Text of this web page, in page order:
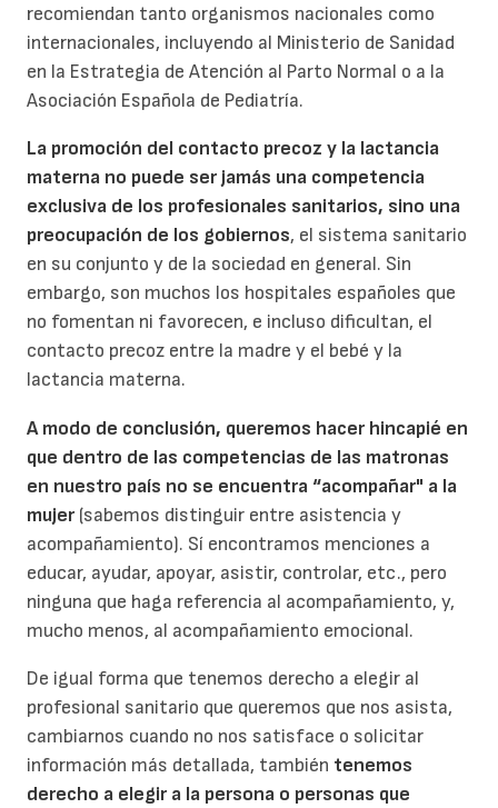
recomiendan tanto organismos nacionales como
internacionales, incluyendo al Ministerio de Sanidad
en la Estrategia de Atención al Parto Normal o a la
Asociación Española de Pediatría.
La promoción del contacto precoz y la lactancia
materna no puede ser jamás una competencia
exclusiva de los profesionales sanitarios, sino una
preocupación de los gobiernos, el sistema sanitario
en su conjunto y de la sociedad en general. Sin
embargo, son muchos los hospitales españoles que
no fomentan ni favorecen, e incluso dificultan, el
contacto precoz entre la madre y el bebé y la
lactancia materna.
A modo de conclusión, queremos hacer hincapié en
que dentro de las competencias de las matronas
en nuestro país no se encuentra “acompañar" a la
mujer (sabemos distinguir entre asistencia y
acompañamiento). Sí encontramos menciones a
educar, ayudar, apoyar, asistir, controlar, etc., pero
ninguna que haga referencia al acompañamiento, y,
mucho menos, al acompañamiento emocional.
De igual forma que tenemos derecho a elegir al
profesional sanitario que queremos que nos asista,
cambiarnos cuando no nos satisface o solicitar
información más detallada, también tenemos
derecho a elegir a la persona o personas que